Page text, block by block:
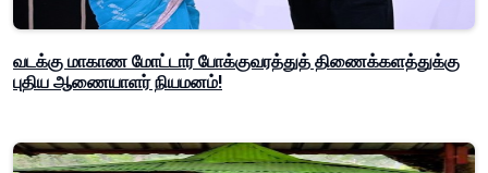
வடக்கு மாகாண மோட்டார் போக்குவரத்துத் திணைக்களத்துக்கு
புதிய ஆணையாளர் நியமனம்!